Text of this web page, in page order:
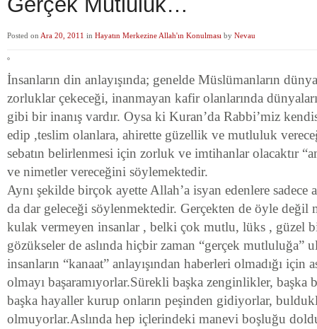
Posted on Ara 20, 2011 in Hayatın Merkezine Allah'ın Konulması by Nevau
İnsanların din anlayışında; genelde Müslümanların
zorluklar çekeceği, inanmayan kafir olanlarında
gibi bir inanış vardır. Oysa ki Kuran’da Rabbi’miz
edip ,teslim olanlara, ahirette güzellik ve mutluluk
sebatın belirlenmesi için zorluk ve imtihanlar olacaktır
ve nimetler vereceğini söylemektedir.
Aynı şekilde birçok ayette Allah’a isyan edenlere sadece
da dar geleceği söylenmektedir. Gerçekten de öyle değil
kulak vermeyen insanlar , belki çok mutlu, lüks , güzel
gözükseler de aslında hiçbir zaman “gerçek mutluluğa”
insanların “kanaat” anlayışından haberleri olmadığı
olmayı başaramıyorlar.Sürekli başka zenginlikler, başka
başka hayaller kurup onların peşinden gidiyorlar,
olmuyorlar.Aslında hep içlerindeki manevi boşluğu